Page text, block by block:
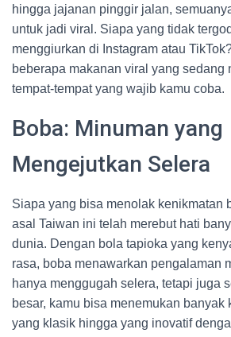
hingga jajanan pinggir jalan,
untuk jadi viral. Siapa yang tidak
menggiurkan di Instagram atau
beberapa makanan viral yang sedang
tempat-tempat yang wajib kamu coba.
Boba: Minuman yang
Mengejutkan Selera
Siapa yang bisa menolak kenikmatan
asal Taiwan ini telah merebut hati
dunia. Dengan bola tapioka yang
rasa, boba menawarkan pengalaman
hanya menggugah selera, tetapi juga
besar, kamu bisa menemukan banyak
yang klasik hingga yang inovatif